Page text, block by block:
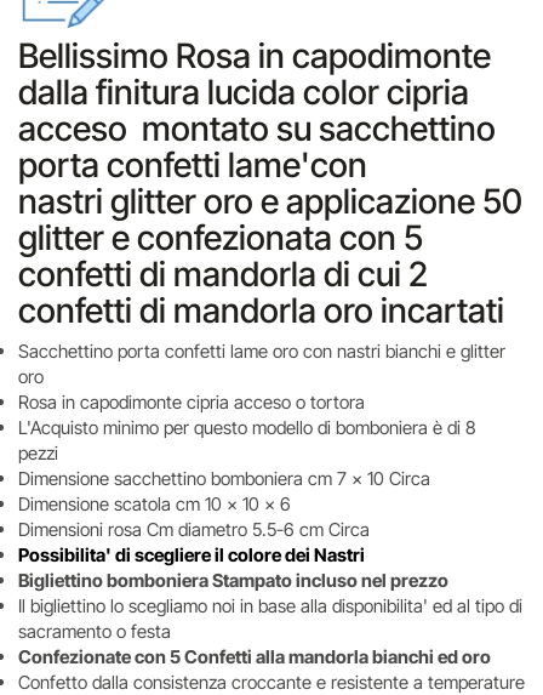
Bellissimo Rosa in capodimonte
dalla finitura lucida color cipria
acceso montato su sacchettino
porta confetti lame'con
nastri glitter oro e applicazione 50
glitter e confezionata con 5
confetti di mandorla di cui 2
confetti di mandorla oro incartati
Sacchettino porta confetti lame oro con nastri bianchi e glitter
oro
Rosa in capodimonte cipria acceso o tortora
L'Acquisto minimo per questo modello di bomboniera è di 8
pezzi
Dimensione sacchettino bomboniera cm 7 x 10 Circa
Dimensione scatola cm 10 x 10 x 6
Dimensioni rosa Cm diametro 5.5-6 cm Circa
Possibilita' di scegliere il colore dei Nastri
Bigliettino bomboniera Stampato incluso nel prezzo
Il bigliettino lo scegliamo noi in base alla disponibilita' ed al tipo di
sacramento o festa
Confezionate con 5 Confetti alla mandorla bianchi ed oro
Confetto dalla consistenza croccante e resistente a temperature